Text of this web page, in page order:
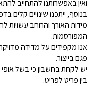
ואין באפשרותנו להתחייב
בנוסף, ייתכנו שינויים קלים
המפורסמות.
אנו מקפידים על מדידה
פגם בייצור.
יש לקחת בחשבון כי בשל אופי
בין פריט לפריט.